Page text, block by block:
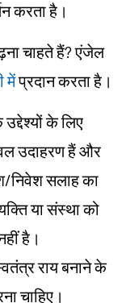
करता है।
चाहते हैं? एंजेल
मेंप्रदान करता है।
के लिए
उदाहरण हैं और
निवेश सलाह का
या संस्था को
है।
राय बनाने के
चाहिए।